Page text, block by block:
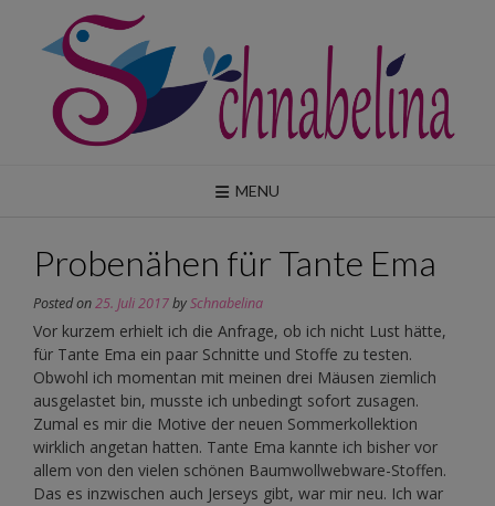
content
MENU
Probenähen für Tante Ema
Posted on25. Juli 2017bySchnabelina
Vor kurzem erhielt ich die Anfrage, ob ich nicht Lust hätte,
für Tante Ema ein paar Schnitte und Stoffe zu testen.
Obwohl ich momentan mit meinen drei Mäusen ziemlich
ausgelastet bin, musste ich unbedingt sofort zusagen.
Zumal es mir die Motive der neuen Sommerkollektion
wirklich angetan hatten. Tante Ema kannte ich bisher vor
allem von den vielen schönen Baumwollwebware-Stoffen.
Das es inzwischen auch Jerseys gibt, war mir neu. Ich war